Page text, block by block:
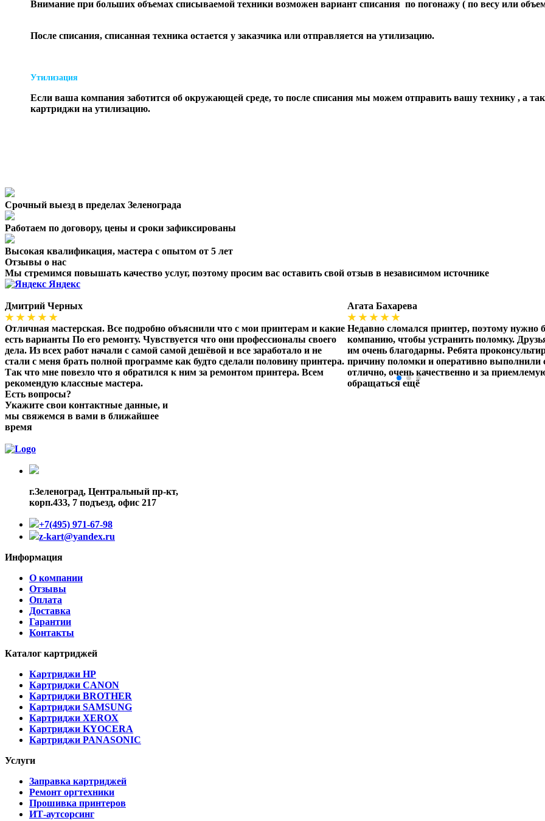
Внимание при больших объемах списываемой техники возможен вариант списания по погонажу ( по весу или
После списания, списанная техника остается у заказчика или отправляется на утилизацию.
Утилизация
Если ваша компания заботится об окружающей среде, то после списания мы можем отправить вашу технику , а
картриджи на утилизацию.
Срочный выезд в пределах Зеленограда
Работаем по договору, цены и сроки зафиксированы
Высокая квалификация, мастера с опытом от 5 лет
Отзывы о нас
Мы стремимся повышать качество услуг, поэтому просим вас оставить свой отзыв в независимом источнике
Яндекс
Дмитрий Черных
★ ★ ★ ★ ★
Отличная мастерская. Все подробно объяснили что с мои принтерам и какие
есть варианты По его ремонту. Чувствуется что они профессионалы своего
дела. Из всех работ начали с самой самой дешёвой и все заработало и не
стали с меня брать полной программе как будто сделали половину принтера.
Так что мне повезло что я обратился к ним за ремонтом принтера. Всем
рекомендую классные мастера.
Агата Бахарева
★ ★ ★ ★ ★
Недавно сломался принтер, поэтому
компанию, чтобы устранить поломку.
им очень благодарны. Ребята
причину поломки и оперативно выполнили
отлично, очень качественно и за
обращаться ещё
Есть вопросы?
Укажите свои контактные данные, и
мы свяжемся в вами в ближайшее
время
г.Зеленоград, Центральный пр-кт,
корп.433, 7 подъезд, офис 217
+7(495) 971-67-98
z-kart@yandex.ru
Информация
О компании
Отзывы
Оплата
Доставка
Гарантии
Контакты
Каталог картриджей
Картриджи HP
Картриджи CANON
Картриджи BROTHER
Картриджи SAMSUNG
Картриджи XEROX
Картриджи KYOCERA
Картриджи PANASONIC
Услуги
Заправка картриджей
Ремонт оргтехники
Прошивка принтеров
ИТ-аутсорсинг